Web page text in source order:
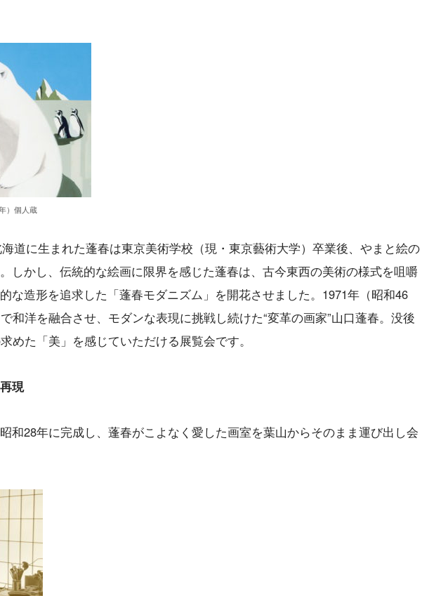
）個人蔵
道に生まれた蓬春は東京美術学校（現・東京藝術大学）卒業後、やまと絵の
しかし、伝統的な絵画に限界を感じた蓬春は、古今東西の美術の様式を咀嚼
な造形を追求した「蓬春モダニズム」を開花させました。1971年（昭和46
和洋を融合させ、モダンな表現に挑戦し続けた“変革の画家”山口蓬春。没後
めた「美」を感じていただける展覧会です。
現
和28年に完成し、蓬春がこよなく愛した画室を葉山からそのまま運び出し会